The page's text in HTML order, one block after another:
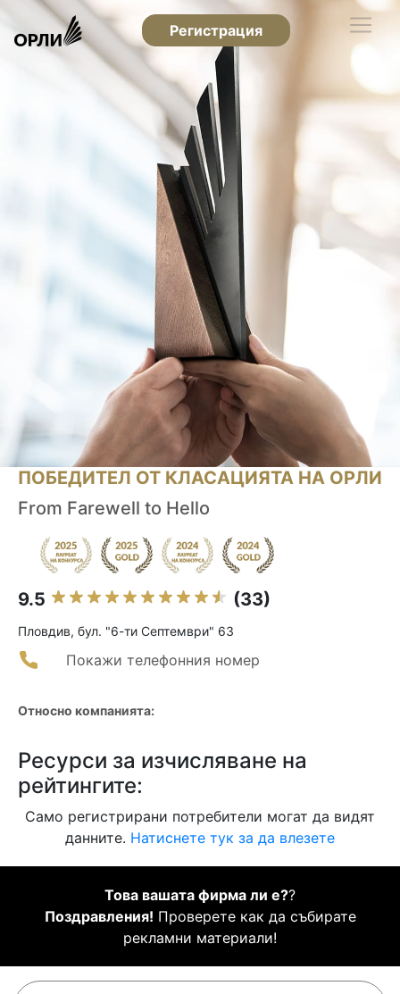
Регистрация
ПОБЕДИТЕЛ ОТ КЛАСАЦИЯТА НА ОРЛИ
From Farewell to Hello
9.5 (33)
Пловдив, бул. "6-ти Септември" 63
Покажи телефонния номер
Относно компанията:
Ресурси за изчисляване на
рейтингите:
Само регистрирани потребители могат да видят
данните. Натиснете тук за да влезете
Това вашата фирма ли е??
Поздравления! Проверете как да събирате
рекламни материали!